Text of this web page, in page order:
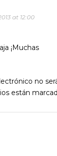
at 12:00
¡Muchas
no
están